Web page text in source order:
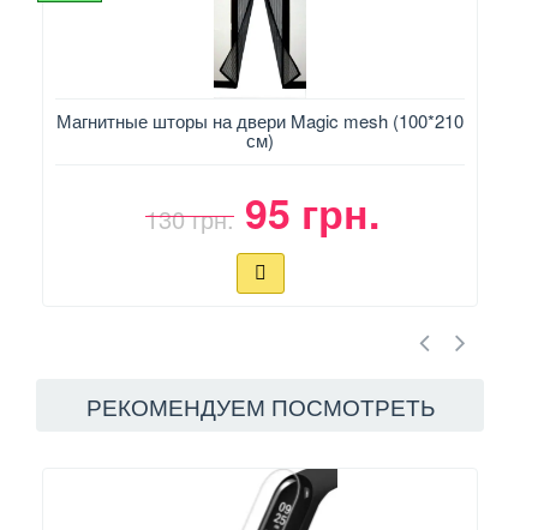
Магнитные шторы на двери Magic mesh (100*210
см)
130 грн. 95 грн.
РЕКОМЕНДУЕМ ПОСМОТРЕТЬ